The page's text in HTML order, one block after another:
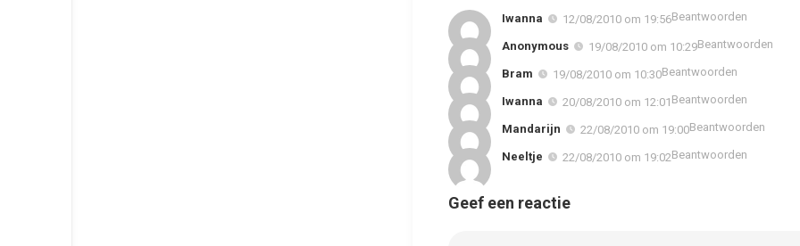
Iwanna 12/08/2010 om 19:56Beantwoorden
Anonymous 19/08/2010 om 10:29Beantwoorden
Bram 19/08/2010 om 10:30Beantwoorden
Iwanna 20/08/2010 om 12:01 Beantwoorden
Mandarijn 22/08/2010 om 19:00Beantwoorden
Neeltje 22/08/2010 om 19:02Beantwoorden
Geef een reactie